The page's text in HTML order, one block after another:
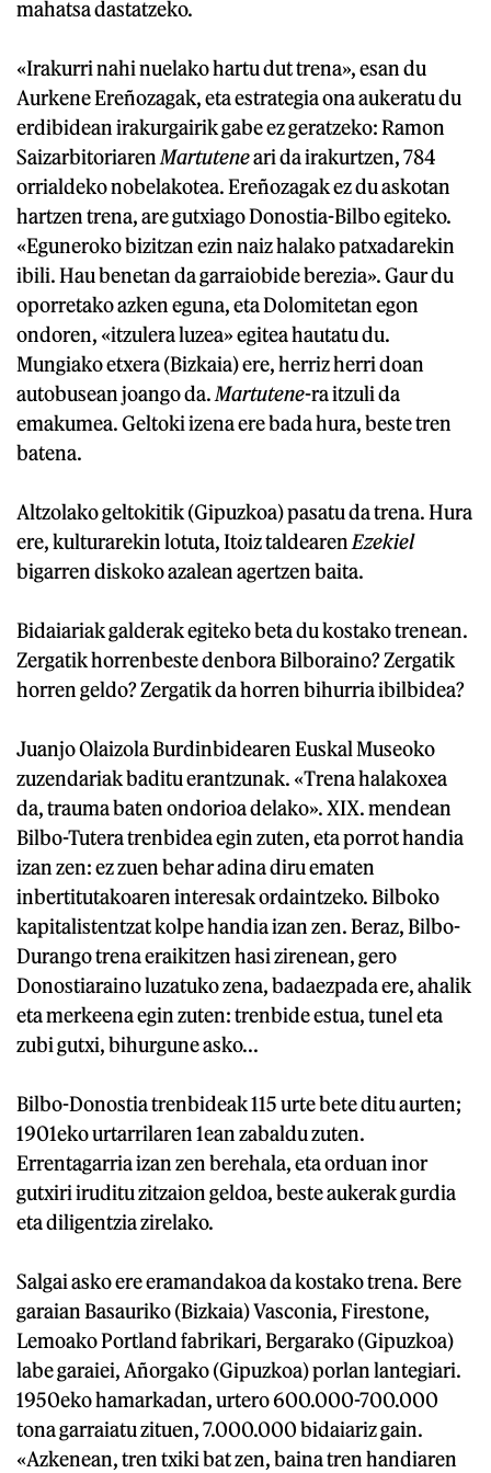
mahatsa dastatzeko.
«Irakurri nahi nuelako hartu dut trena», esan du
Aurkene Ereñozagak, eta estrategia ona aukeratu du
erdibidean irakurgairik gabe ez geratzeko: Ramon
Saizarbitoriaren Martuteneari da irakurtzen, 784
orrialdeko nobelakotea. Ereñozagak ez du askotan
hartzen trena, are gutxiago Donostia-Bilbo egiteko.
«Eguneroko bizitzan ezin naiz halako patxadarekin
ibili. Hau benetan da garraiobide berezia». Gaur du
oporretako azken eguna, eta Dolomitetan egon
ondoren, «itzulera luzea» egitea hautatu du.
Mungiako etxera (Bizkaia) ere, herriz herri doan
autobusean joango da. Martutene-ra itzuli da
emakumea. Geltoki izena ere bada hura, beste tren
batena.
Altzolako geltokitik (Gipuzkoa) pasatu da trena. Hura
ere, kulturarekin lotuta, Itoiz taldearen Ezekiel
bigarren diskoko azalean agertzen baita.
Bidaiariak galderak egiteko beta du kostako trenean.
Zergatik horrenbeste denbora Bilboraino? Zergatik
horren geldo? Zergatik da horren bihurria ibilbidea?
Juanjo Olaizola Burdinbidearen Euskal Museoko
zuzendariak baditu erantzunak. «Trena halakoxea
da, trauma baten ondorioa delako». XIX. mendean
Bilbo-Tutera trenbidea egin zuten, eta porrot handia
izan zen: ez zuen behar adina diru ematen
inbertitutakoaren interesak ordaintzeko. Bilboko
kapitalistentzat kolpe handia izan zen. Beraz, Bilbo-
Durango trena eraikitzen hasi zirenean, gero
Donostiaraino luzatuko zena, badaezpada ere, ahalik
eta merkeena egin zuten: trenbide estua, tunel eta
zubi gutxi, bihurgune asko...
Bilbo-Donostia trenbideak 115 urte bete ditu aurten;
1901eko urtarrilaren 1ean zabaldu zuten.
Errentagarria izan zen berehala, eta orduan inor
gutxiri iruditu zitzaion geldoa, beste aukerak gurdia
eta diligentzia zirelako.
Salgai asko ere eramandakoa da kostako trena. Bere
garaian Basauriko (Bizkaia) Vasconia, Firestone,
Lemoako Portland fabrikari, Bergarako (Gipuzkoa)
labe garaiei, Añorgako (Gipuzkoa) porlan lantegiari.
1950eko hamarkadan, urtero 600.000-700.000
tona garraiatu zituen, 7.000.000 bidaiariz gain.
«Azkenean, tren txiki bat zen, baina tren handiaren